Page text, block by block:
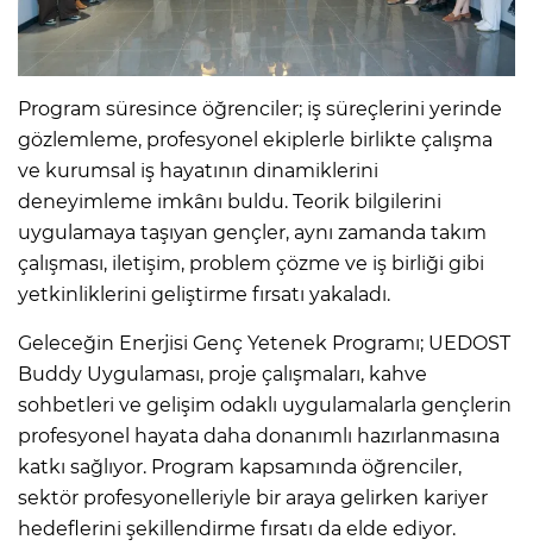
Program süresince öğrenciler; iş süreçlerini yerinde
gözlemleme, profesyonel ekiplerle birlikte çalışma
ve kurumsal iş hayatının dinamiklerini
deneyimleme imkânı buldu. Teorik bilgilerini
uygulamaya taşıyan gençler, aynı zamanda takım
çalışması, iletişim, problem çözme ve iş birliği gibi
yetkinliklerini geliştirme fırsatı yakaladı.
Geleceğin Enerjisi Genç Yetenek Programı; UEDOST
Buddy Uygulaması, proje çalışmaları, kahve
sohbetleri ve gelişim odaklı uygulamalarla gençlerin
profesyonel hayata daha donanımlı hazırlanmasına
katkı sağlıyor. Program kapsamında öğrenciler,
sektör profesyonelleriyle bir araya gelirken kariyer
hedeflerini şekillendirme fırsatı da elde ediyor.